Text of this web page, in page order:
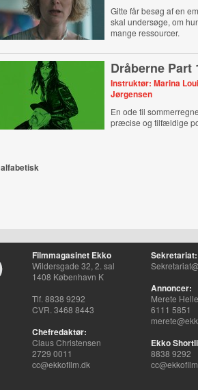
Gitte får besøg af en
skal undersøge, om
mange ressourcer.
Dråberne Part
Instruktør: Marina
Jørgensen
En ode til
præcise og tilfældige
alfabetisk
Filmmagasinet Ekko
Wildersgade 32, 2. sal
1408 København K
Tlf. 8838 9292
CVR. 3468 8443
Chefredaktør:
Claus Christensen
2729 0011
cc@ekkofilm.dk
Sekretariat:
Annoncer:
Merete
6111 5851
Ekko
8838 9292